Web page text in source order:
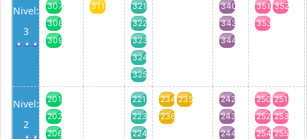
Nivel:
3
307
308
309
311
321
322
323
324
325
340
343
344
351 352
353
Nivel:
2
201
202
206
221
223
224
234 235
236
242
243
244
250 251
252 253
254 255